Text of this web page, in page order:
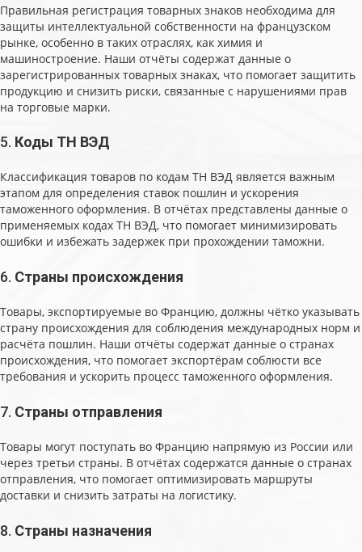
Правильная регистрация товарных знаков необходима для
защиты интеллектуальной собственности на французском
рынке, особенно в таких отраслях, как химия и
машиностроение. Наши отчёты содержат данные о
зарегистрированных товарных знаках, что помогает защитить
продукцию и снизить риски, связанные с нарушениями прав
на торговые марки.
5. Коды ТН ВЭД
Классификация товаров по кодам ТН ВЭД является важным
этапом для определения ставок пошлин и ускорения
таможенного оформления. В отчётах представлены данные о
применяемых кодах ТН ВЭД, что помогает минимизировать
ошибки и избежать задержек при прохождении таможни.
6. Страны происхождения
Товары, экспортируемые во Францию, должны чётко указывать
страну происхождения для соблюдения международных норм и
расчёта пошлин. Наши отчёты содержат данные о странах
происхождения, что помогает экспортёрам соблюсти все
требования и ускорить процесс таможенного оформления.
7. Страны отправления
Товары могут поступать во Францию напрямую из России или
через третьи страны. В отчётах содержатся данные о странах
отправления, что помогает оптимизировать маршруты
доставки и снизить затраты на логистику.
8. Страны назначения